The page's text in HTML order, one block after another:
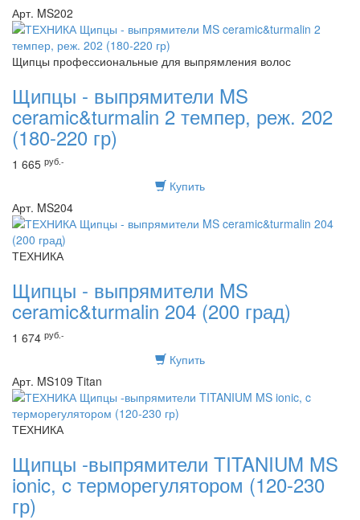
Арт. MS202
Щипцы профессиональные для выпрямления волос
Щипцы - выпрямители MS
ceramic&turmalin 2 темпер, реж. 202
(180-220 гр)
1 665 руб.-
Купить
Арт. MS204
ТЕХНИКА
Щипцы - выпрямители MS
ceramic&turmalin 204 (200 град)
1 674 руб.-
Купить
Арт. MS109 Titan
ТЕХНИКА
Щипцы -выпрямители TITANIUM MS
ionic, c терморегулятором (120-230
гр)